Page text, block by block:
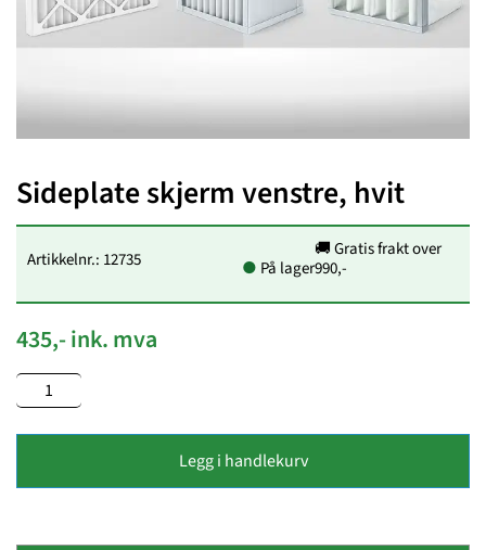
Sideplate skjerm venstre, hvit
Artikkelnr.: 12735 ● På lager
🚚 Gratis frakt over
990,-
435,- ink. mva
Legg i handlekurv